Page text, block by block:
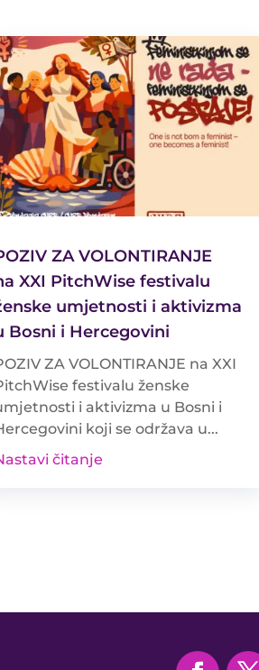
ZA VOLONTIRANJE
XXI PitchWise festivalu
umjetnosti i aktivizma
Bosni i Hercegovini
ZA VOLONTIRANJE na XXI
festivalu ženske
i aktivizma u Bosni i
koji se održava u...
čitanje